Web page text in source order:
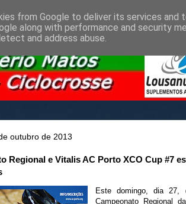
outubro de 2013
Regional e Vitalis AC Porto XCO Cup #7
Este domingo, dia 27,
Campeonato Regional
from Google to deliver its services and
along with performance and security
and address abuse.